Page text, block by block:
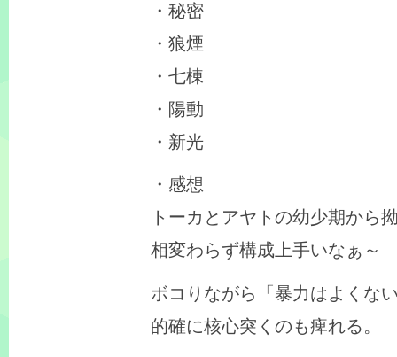
・秘密
・狼煙
・七棟
・陽動
・新光
・感想
トーカとアヤトの幼少期から
相変わらず構成上手いなぁ～
ボコりながら「暴力はよくな
的確に核心突くのも痺れる。